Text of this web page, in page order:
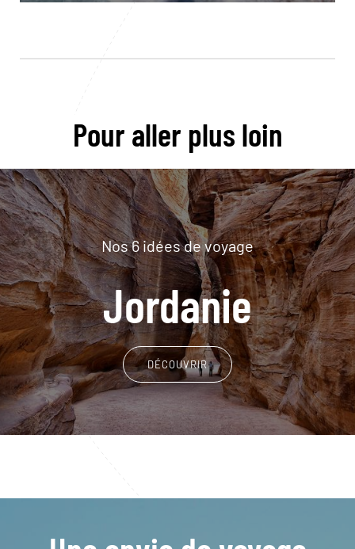
Pour aller plus loin
Nos 6 idées de voyage
Jordanie
DÉCOUVRIR